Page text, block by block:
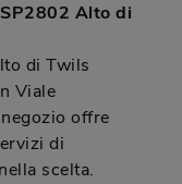
Alto di
di Twils
Viale
offre
di
scelta.